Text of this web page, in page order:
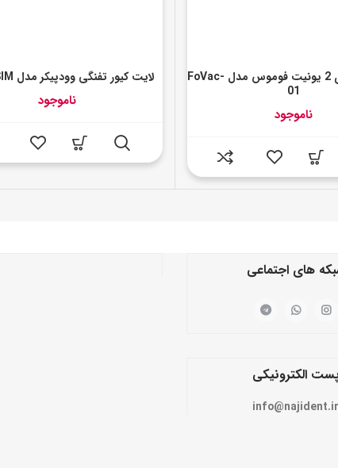
ساکشن مرکزی 2 یونیت فوموس مدل FoVac-
01
ناموجود
لایت کیور تفنگی وودپیکر مدل LED-F SIM
ناموجود
های اجتماعی
الکترونیکی
info@najident.ir